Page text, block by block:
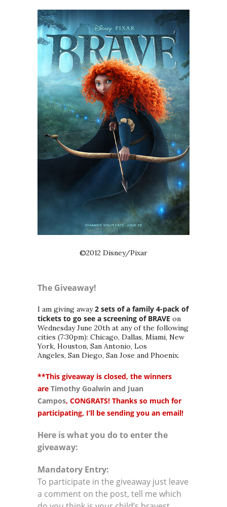
©2012 Disney/Pixar
The Giveaway!
I am giving away2 sets of a family 4-pack of
tickets to go see a screening of BRAVE on
Wednesday June 20th at any of the following
cities (7:30pm): Chicago, Dallas, Miami, New
York, Houston, San Antonio, Los
Angeles, San Diego, San Jose and Phoenix.
**This giveaway is closed, the winners
are Timothy Goalwin and Juan
Campos, CONGRATS! Thanks so much for
participating, I’ll be sending you an email!
Here is what you do to enter the
giveaway:
Mandatory Entry:
To participate in the giveaway just leave
a comment on the post, tell me which